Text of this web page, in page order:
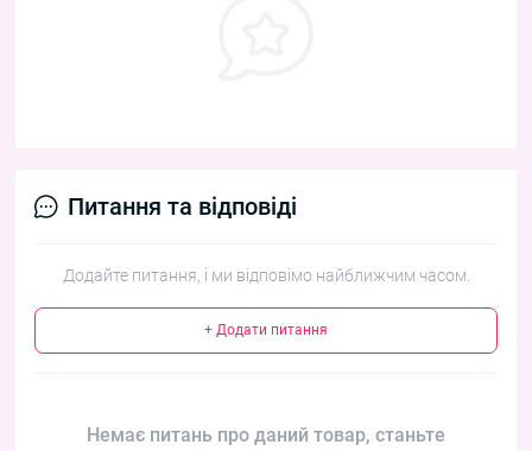
Питання та відповіді
Додайте питання, і ми відповімо найближчим часом.
+ Додати питання
Немає питань про даний товар, станьте